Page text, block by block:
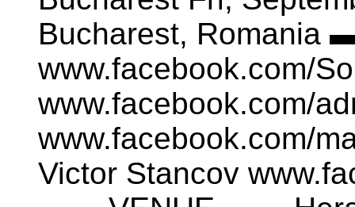
Bucharest,
www.facebook.com/
www.facebook.com/
www.facebook.com/
Victor Stancov